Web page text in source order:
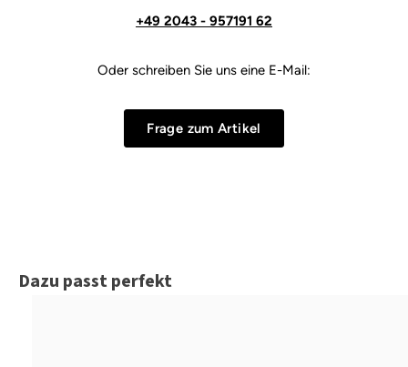
+49 2043 - 957191 62
Oder schreiben Sie uns eine E-Mail:
Frage zum Artikel
Produktgalerie überspringen
Dazu passt perfekt